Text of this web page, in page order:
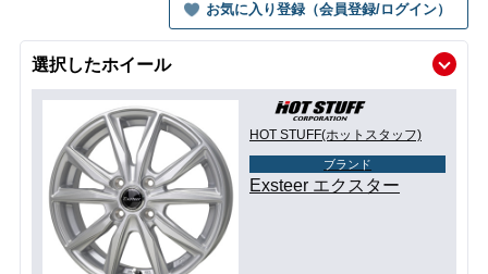
お気に入り登録（会員登録/ログイン）
選択したホイール
HOT STUFF(ホットスタッフ)
ブランド
Exsteer エクスター